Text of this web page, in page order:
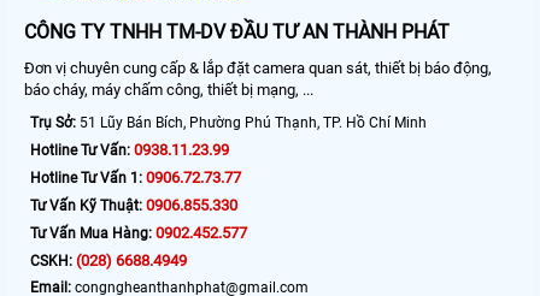
CÔNG TY TNHH TM-DV ĐẦU TƯ AN THÀNH PHÁT
Đơn vị chuyên cung cấp & lắp đặt camera quan sát, thiết bị báo động,
báo cháy, máy chấm công, thiết bị mạng, ...
Trụ Sở: 51 Lũy Bán Bích, Phường Phú Thạnh, TP. Hồ Chí Minh
Hotline Tư Vấn: 0938.11.23.99
Hotline Tư Vấn 1: 0906.72.73.77
Tư Vấn Kỹ Thuật: 0906.855.330
Tư Vấn Mua Hàng: 0902.452.577
CSKH: (028) 6688.4949
Email: congngheanthanhphat@gmail.com